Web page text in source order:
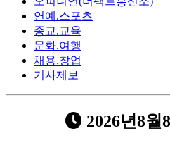
연예.스포츠
종교.교육
문화.여행
채용.창업
기사제보
2026년8